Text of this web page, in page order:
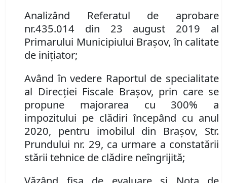
Analizând Referatul de aprobare
nr.435.014 din 23 august 2019 al
Primarului Municipiului Braşov, în calitate
de inițiator;
Având în vedere Raportul de specialitate
al Direcţiei Fiscale Braşov, prin care se
propune majorarea cu 300% a
impozitului pe clădiri începând cu anul
2020, pentru imobilul din Braşov, Str.
Prundului nr. 29, ca urmare a constatării
stării tehnice de clădire neîngrijită;